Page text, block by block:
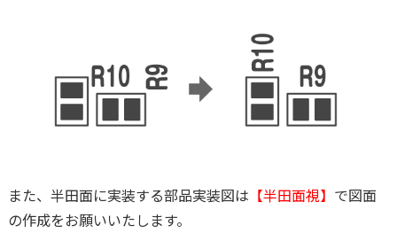
また、半田面に実装する部品実装図は 【半田面視】 で図面
の作成をお願いいたします。